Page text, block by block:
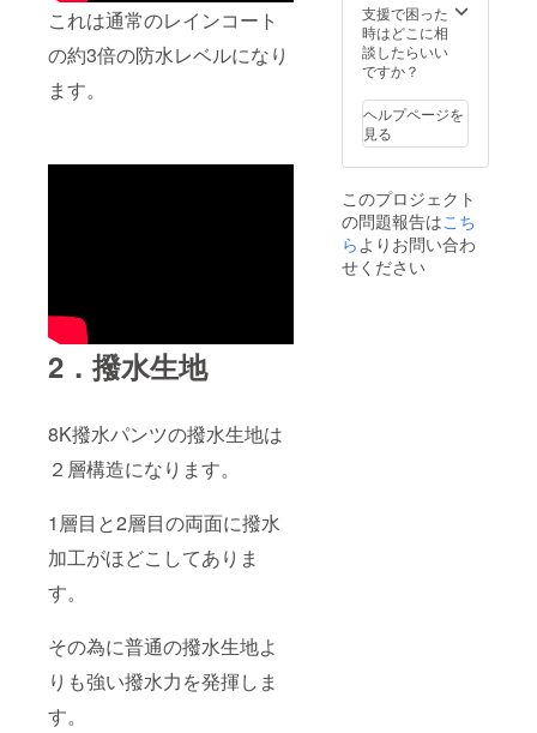
これは通常のレインコート
の約3倍の防水レベルになり
ます。
2．撥水生地
8K撥水パンツの撥水生地は
２層構造になります。
1層目と2層目の両面に撥水
加工がほどこしてありま
す。
その為に普通の撥水生地よ
りも強い撥水力を発揮しま
す。
支援で困った
時はどこに相
談したらいい
ですか？
ヘルプページを
見る
このプロジェクト
の問題報告はこち
ら よりお問い合わ
せください